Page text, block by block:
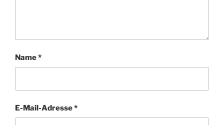
Name*
E-Mail-Adresse*